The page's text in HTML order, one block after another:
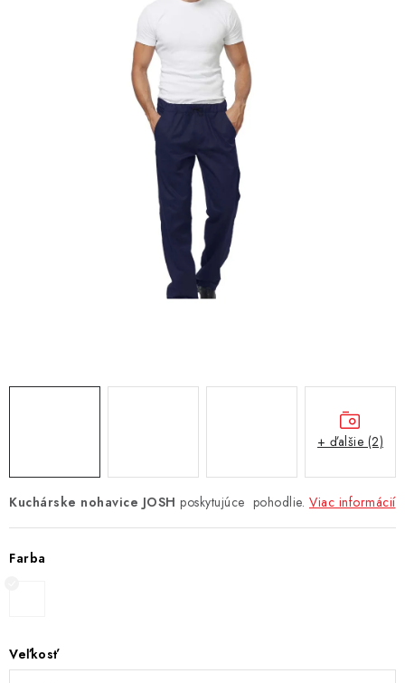
Chránená dielňa
Doprava, platba a zľavy
Potlač lôg
Formulár na výmenu tovaru
Kto sme
Formulár na vrátenie tovaru /odstúpenie od zmluvy
Zásady ochrany osobných údajov
Pravidlá a nastavenia cookies
Moja objednávka
Kuchárske nohavice JOSH poskytujúce pohodlie. Viac informácií
Farba
Veľkosť
+ ďalšie (2)